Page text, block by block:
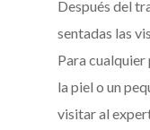
Después del
sentadas las
Para
la piel o un
visitar al